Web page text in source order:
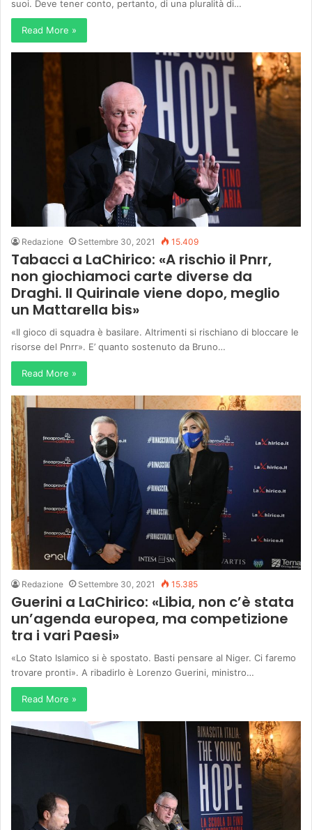
suoi. Deve tener conto, pertanto, di una pluralità di…
Read More »
Redazione Settembre 30, 2021 15.409
Tabacci a LaChirico: «A rischio il Pnrr,
non giochiamoci carte diverse da
Draghi. Il Quirinale viene dopo, meglio
un Mattarella bis»
«Il gioco di squadra è basilare. Altrimenti si rischiano di bloccare le
risorse del Pnrr». E’ quanto sostenuto da Bruno…
Read More »
Redazione Settembre 30, 2021 15.385
Guerini a LaChirico: «Libia, non c’è stata
un’agenda europea, ma competizione
tra i vari Paesi»
«Lo Stato Islamico si è spostato. Basti pensare al Niger. Ci faremo
trovare pronti». A ribadirlo è Lorenzo Guerini, ministro…
Read More »